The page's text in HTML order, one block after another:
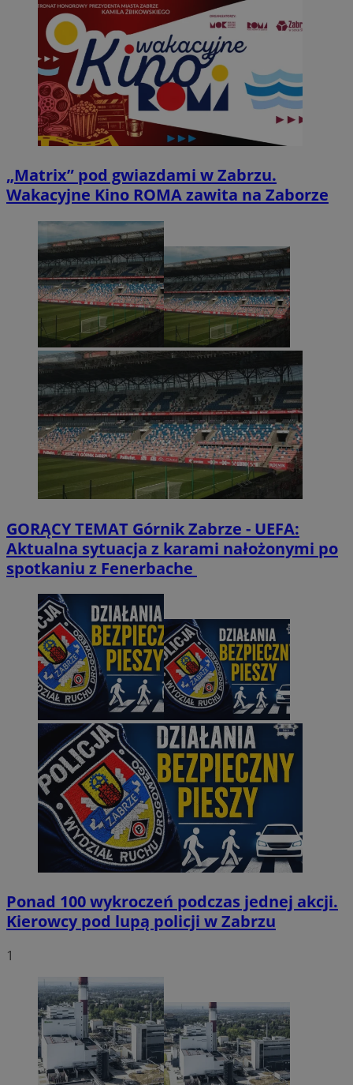
„Matrix” pod gwiazdami w Zabrzu.
Wakacyjne Kino ROMA zawita na Zaborze
GORĄCY TEMAT Górnik Zabrze - UEFA:
Aktualna sytuacja z karami nałożonymi po
spotkaniu z Fenerbache
Ponad 100 wykroczeń podczas jednej akcji.
Kierowcy pod lupą policji w Zabrzu
1